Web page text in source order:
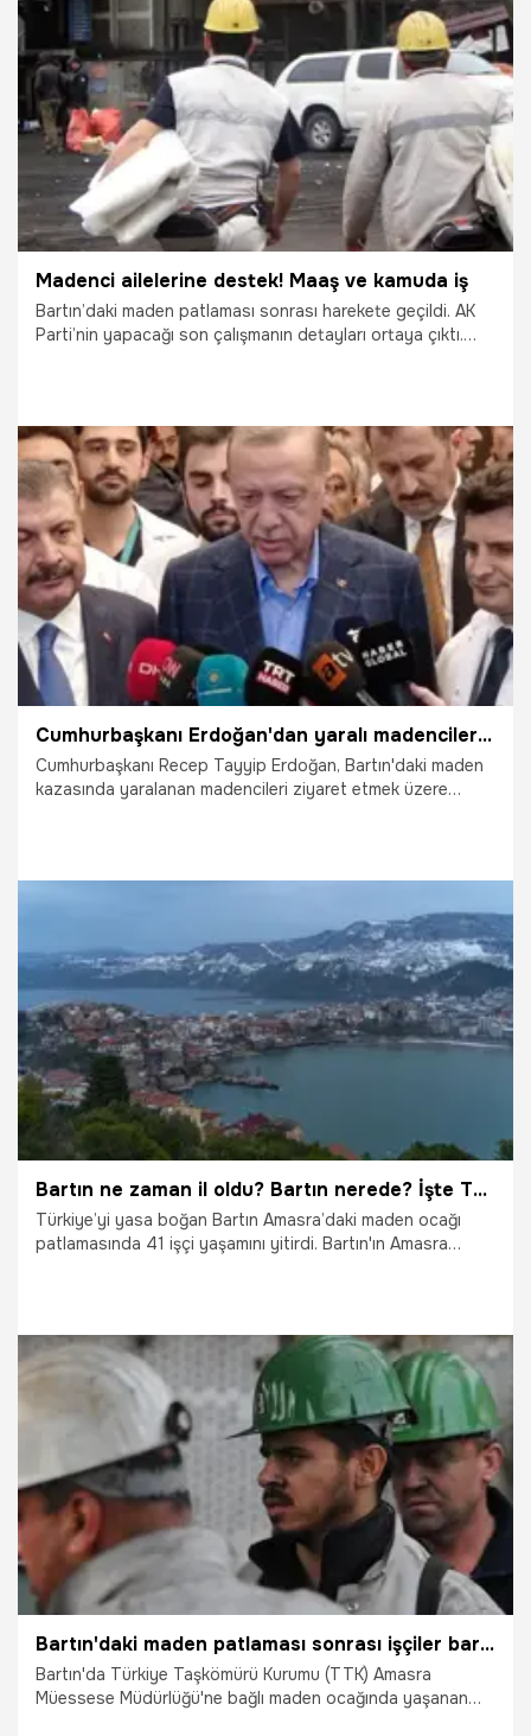
19.10.2022 Siyaset
Madenci ailelerine destek! Maaş ve kamuda iş
Bartın’daki maden patlaması sonrası harekete geçildi. AK
Parti’nin yapacağı son çalışmanın detayları ortaya çıktı.
19.10.2022 Ekonomi
Cumhurbaşkanı Erdoğan'dan yaralı madencilere ziyaret: Tüm müdahaleler yapılıyor
Cumhurbaşkanı Recep Tayyip Erdoğan, Bartın'daki maden
kazasında yaralanan madencileri ziyaret etmek üzere
dileğini iletti. Erdoğan, "Yapılması gereken tüm müdahaleler
16.10.2022 Siyaset
Bartın ne zaman il oldu? Bartın nerede? İşte Türkiye haritasında Bartın’ın yeri!
Türkiye’yi yasa boğan Bartın Amasra’daki maden ocağı
patlamasında 41 işçi yaşamını yitirdi. Bartın'ın Amasra
zaman il oldu? Bartın nerede? İşte Türkiye haritasında
Bartın’ın yeri!
Gündem
Bartın'daki maden patlaması sonrası işçiler baretlerdeki çiple tespit edildi
Bartın'da Türkiye Taşkömürü Kurumu (TTK) Amasra
Müessese Müdürlüğü'ne bağlı maden ocağında yaşanan